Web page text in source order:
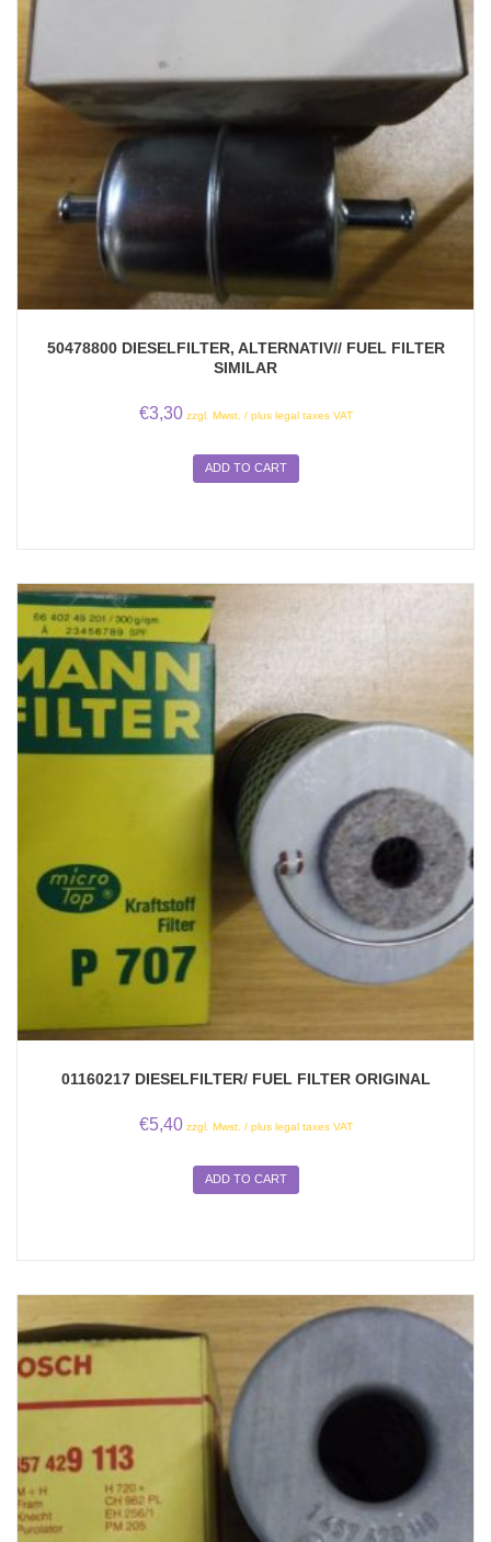
50478800 DIESELFILTER, ALTERNATIV// FUEL FILTER
SIMILAR
€3,30 zzgl. Mwst. / plus legal taxes VAT
ADD TO CART
01160217 DIESELFILTER/ FUEL FILTER ORIGINAL
€5,40 zzgl. Mwst. / plus legal taxes VAT
ADD TO CART